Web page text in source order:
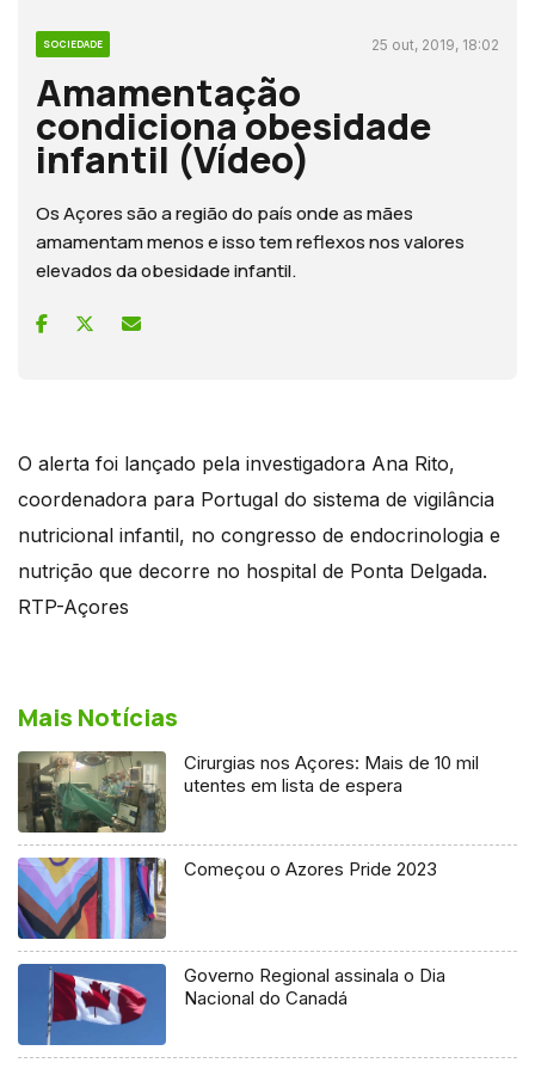
SOCIEDADE 25 out, 2019, 18:02
Amamentação
condiciona obesidade
infantil (Vídeo)
Os Açores são a região do país onde as mães
amamentam menos e isso tem reflexos nos valores
elevados da obesidade infantil.
O alerta foi lançado pela investigadora Ana Rito,
coordenadora para Portugal do sistema de vigilância
nutricional infantil, no congresso de endocrinologia e
nutrição que decorre no hospital de Ponta Delgada.
RTP-Açores
Mais Notícias
Cirurgias nos Açores: Mais de 10 mil
utentes em lista de espera
Começou o Azores Pride 2023
Governo Regional assinala o Dia
Nacional do Canadá